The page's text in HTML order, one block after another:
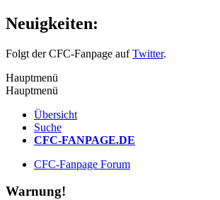
Neuigkeiten:
Folgt der CFC-Fanpage aufTwitter.
Hauptmenü
Hauptmenü
Übersicht
Suche
CFC-FANPAGE.DE
CFC-Fanpage Forum
Warnung!